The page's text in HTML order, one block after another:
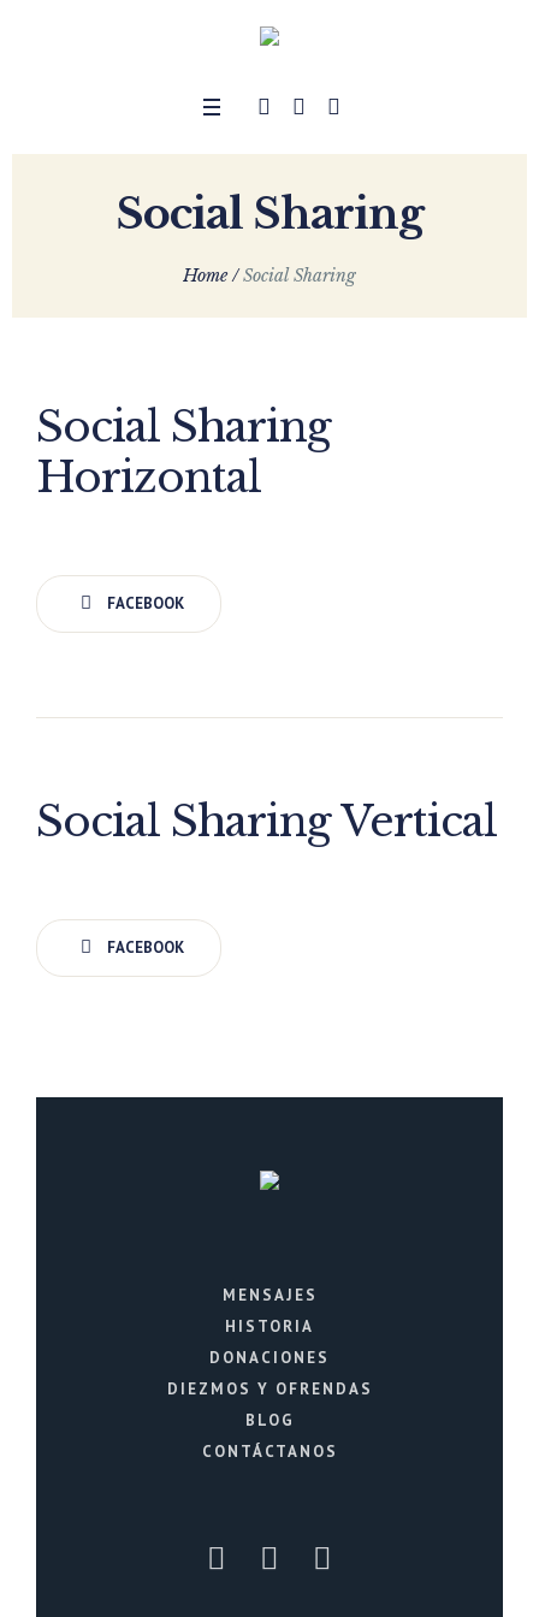
Social Sharing
Home /Social Sharing
Social Sharing
Horizontal
FACEBOOK
Social Sharing Vertical
FACEBOOK
MENSAJES
HISTORIA
DONACIONES
DIEZMOS Y OFRENDAS
BLOG
CONTÁCTANOS